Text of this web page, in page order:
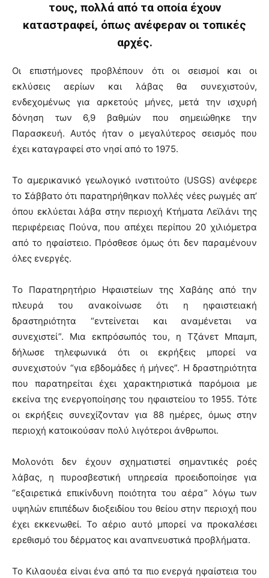
τους, πολλά από τα οποία έχουν
καταστραφεί, όπως ανέφεραν οι τοπικές
αρχές.
Οι επιστήμονες προβλέπουν ότι οι σεισμοί και οι
εκλύσεις αερίων και λάβας θα συνεχιστούν,
ενδεχομένως για αρκετούς μήνες, μετά την ισχυρή
δόνηση των 6,9 βαθμών που σημειώθηκε την
Παρασκευή. Αυτός ήταν ο μεγαλύτερος σεισμός που
έχει καταγραφεί στο νησί από το 1975.
Το αμερικανικό γεωλογικό ινστιτούτο (USGS) ανέφερε
το Σάββατο ότι παρατηρήθηκαν πολλές νέες ρωγμές απ’
όπου εκλύεται λάβα στην περιοχή Κτήματα Λεϊλάνι της
περιφέρειας Πούνα, που απέχει περίπου 20 χιλιόμετρα
από το ηφαίστειο. Πρόσθεσε όμως ότι δεν παραμένουν
όλες ενεργές.
Το Παρατηρητήριο Ηφαιστείων της Χαβάης από την
πλευρά του ανακοίνωσε ότι η ηφαιστειακή
δραστηριότητα “εντείνεται και αναμένεται να
συνεχιστεί”. Μια εκπρόσωπός του, η Τζάνετ Μπαμπ,
δήλωσε τηλεφωνικά ότι οι εκρήξεις μπορεί να
συνεχιστούν “για εβδομάδες ή μήνες”. Η δραστηριότητα
που παρατηρείται έχει χαρακτηριστικά παρόμοια με
εκείνα της ενεργοποίησης του ηφαιστείου το 1955. Τότε
οι εκρήξεις συνεχίζονταν για 88 ημέρες, όμως στην
περιοχή κατοικούσαν πολύ λιγότεροι άνθρωποι.
Μολονότι δεν έχουν σχηματιστεί σημαντικές ροές
λάβας, η πυροσβεστική υπηρεσία προειδοποίησε για
“εξαιρετικά επικίνδυνη ποιότητα του αέρα” λόγω των
υψηλών επιπέδων διοξειδίου του θείου στην περιοχή που
έχει εκκενωθεί. Το αέριο αυτό μπορεί να προκαλέσει
ερεθισμό του δέρματος και αναπνευστικά προβλήματα.
Το Κιλαουέα είναι ένα από τα πιο ενεργά ηφαίστεια του